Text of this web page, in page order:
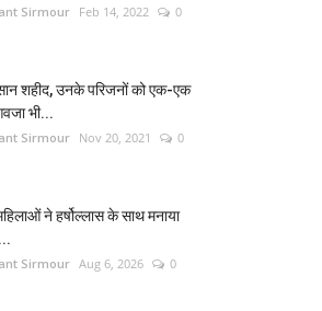
Sirmour Feb 14, 2022
0
शहीद, उनके परिजनों को एक-एक
भी...
Sirmour Nov 20, 2021
0
ने हर्षोल्लास के साथ मनाया
Sirmour Aug 6, 2026
0